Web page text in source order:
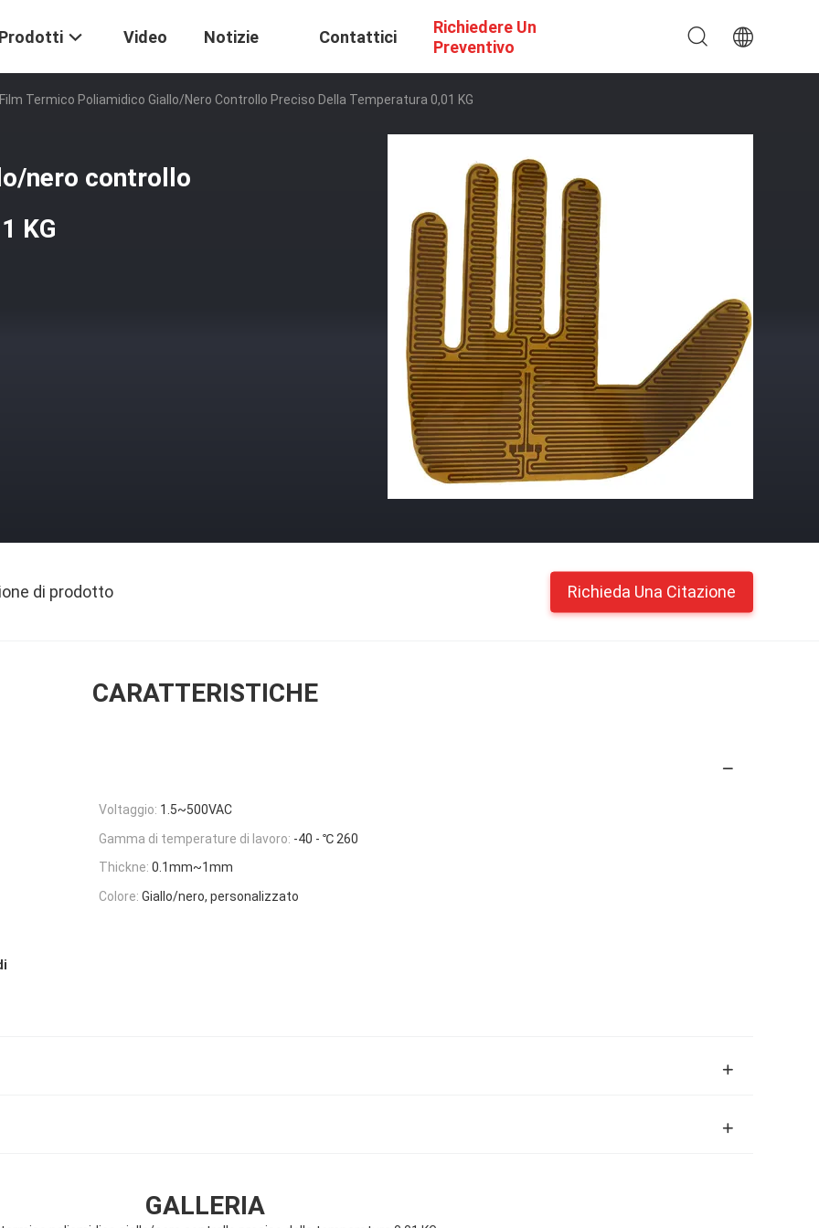
Video Notizie Contattici
Richiedere Un
Preventivo
Film Termico Poliamidico Giallo/nero Controllo Preciso Della Temperatura 0,01 KG
nero controllo
KG
di prodotto Richieda Una Citazione
CARATTERISTICHE
Voltaggio: 1.5~500VAC
Gamma di temperature di lavoro: -40 - ℃ 260
Thickne: 0.1mm~1mm
Colore: Giallo/nero, personalizzato
GALLERIA